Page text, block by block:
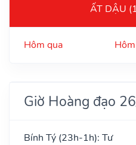
ẤT DẬU
Hôm qua
Giờ Hoàng đạo
Bính Tý (23h-1h): Tư